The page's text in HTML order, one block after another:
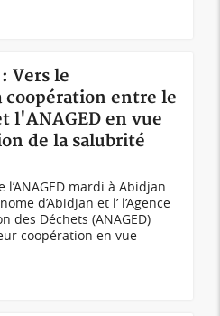
Vers le
entre le
l'ANAGED en vue
de la salubrité
l’ANAGED mardi à Abidjan
d’Abidjan et l’ l’Agence
des Déchets (ANAGED)
coopération en vue